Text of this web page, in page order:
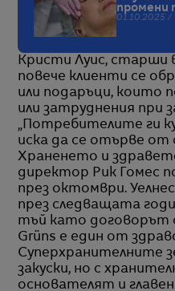
промени
01.10.2025 /
Кристи Луис, старши
повече клиенти се
или подаръци, които
или затруднения при
„Потребителите ги
иска да се отърве от
Храненето и
директор Рик Гомес
през октомври.
през следващата
тъй като договорът
Grüns е един от
Суперхранителните
закуски, но с
основателят и